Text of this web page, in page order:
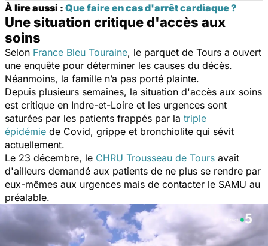
À lire aussi : Que faire en cas d'arrêt cardiaque ?
Une situation critique d'accès aux
soins
Selon France Bleu Touraine, le parquet de Tours a ouvert
une enquête pour déterminer les causes du décès.
Néanmoins, la famille n’a pas porté plainte.
Depuis plusieurs semaines, la situation d'accès aux soins
est critique en Indre-et-Loire et les urgences sont
saturées par les patients frappés par la triple
épidémie de Covid, grippe et bronchiolite qui sévit
actuellement.
Le 23 décembre, le CHRU Trousseau de Tours avait
d'ailleurs demandé aux patients de ne plus se rendre par
eux-mêmes aux urgences mais de contacter le SAMU au
préalable.